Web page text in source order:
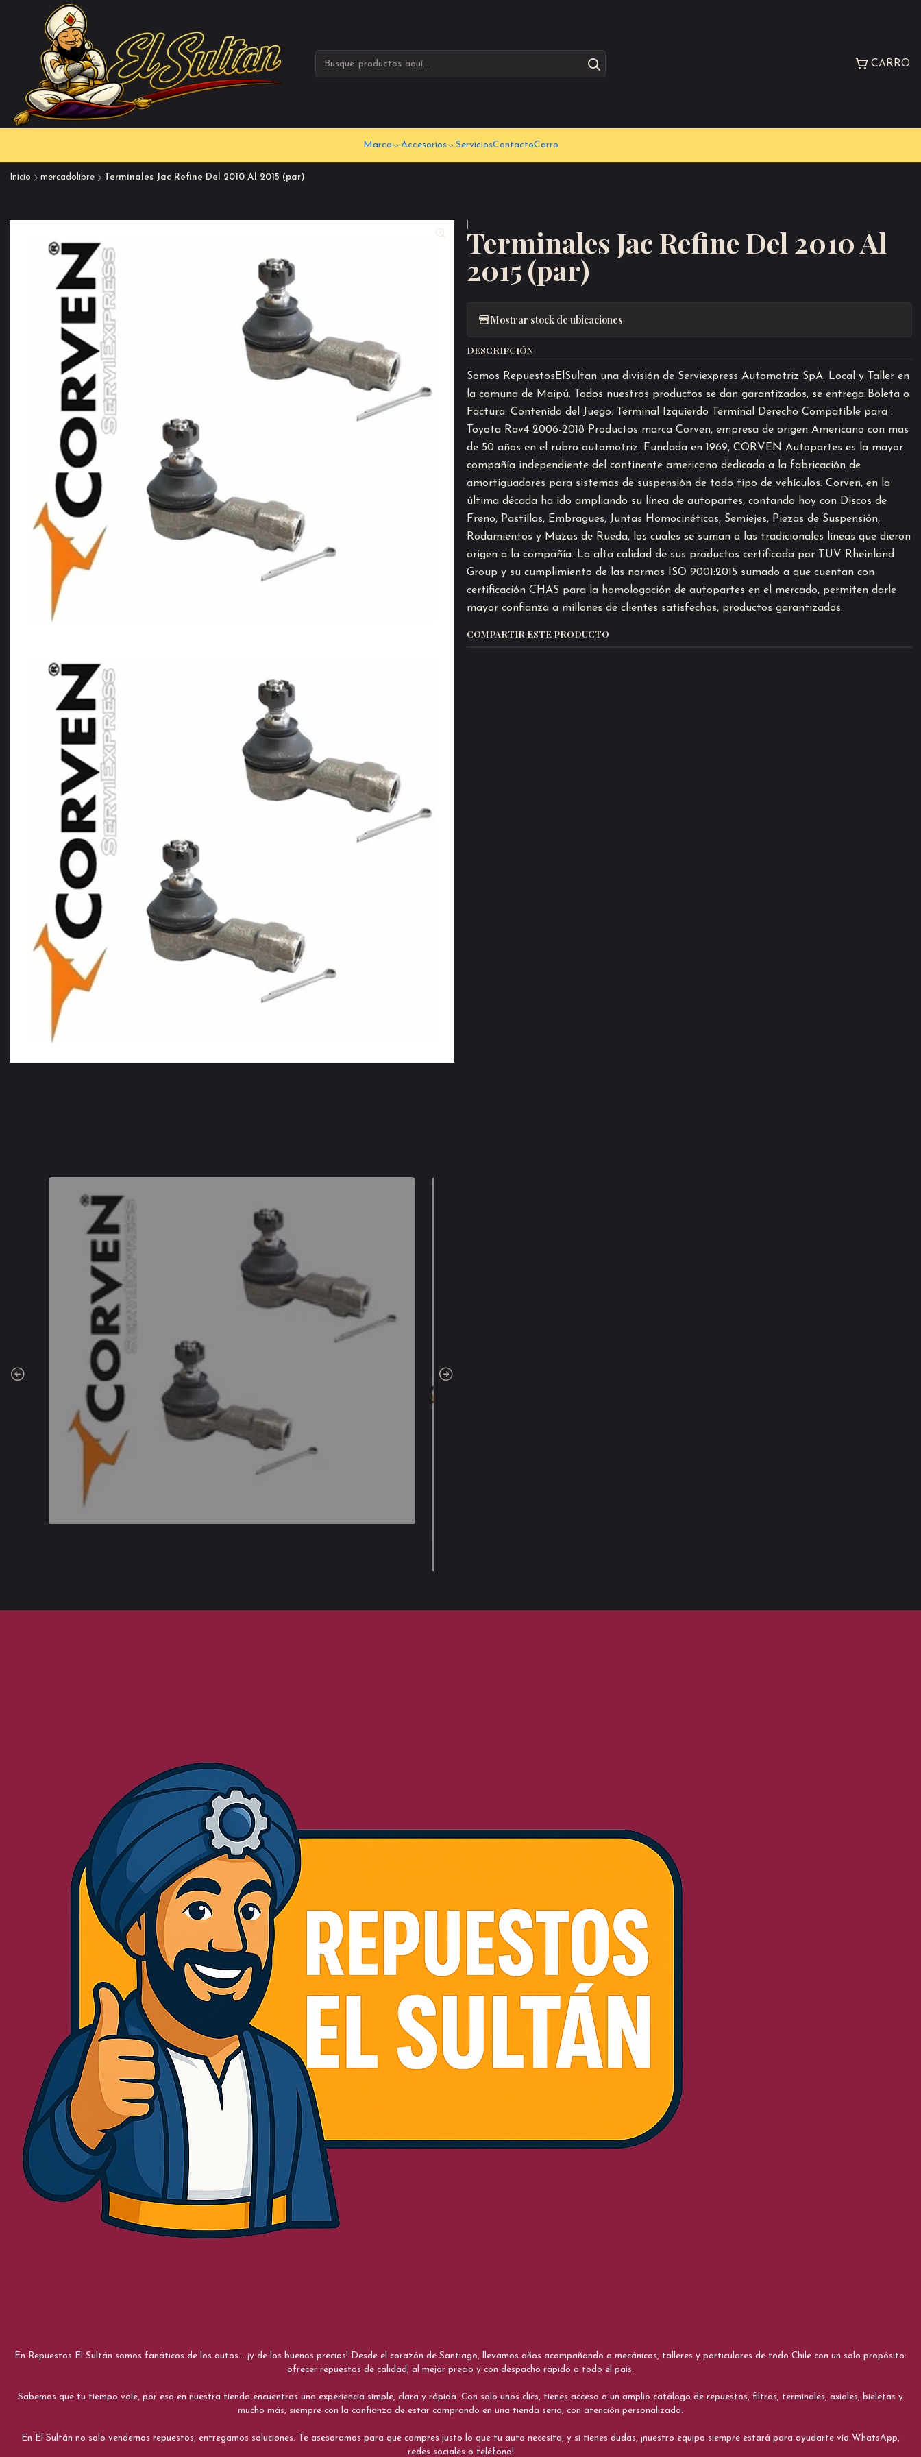
CARRO
Marca Accesorios ServiciosContactoCarro
Inicio mercadolibre Terminales Jac Refine Del 2010 Al 2015 (par)
Terminales Jac Refine Del 2010 Al
2015 (par)
Mostrar stock de ubicaciones
DESCRIPCIÓN
Somos RepuestosElSultan una división de Serviexpress Automotriz SpA. Local y Taller en
la comuna de Maipú. Todos nuestros productos se dan garantizados, se entrega Boleta o
Factura. Contenido del Juego: Terminal Izquierdo Terminal Derecho Compatible para :
Toyota Rav4 2006-2018 Productos marca Corven, empresa de origen Americano con mas
de 50 años en el rubro automotriz. Fundada en 1969, CORVEN Autopartes es la mayor
compañía independiente del continente americano dedicada a la fabricación de
amortiguadores para sistemas de suspensión de todo tipo de vehículos. Corven, en la
última década ha ido ampliando su línea de autopartes, contando hoy con Discos de
Freno, Pastillas, Embragues, Juntas Homocinéticas, Semiejes, Piezas de Suspensión,
Rodamientos y Mazas de Rueda, los cuales se suman a las tradicionales líneas que dieron
origen a la compañía. La alta calidad de sus productos certificada por TUV Rheinland
Group y su cumplimiento de las normas ISO 9001:2015 sumado a que cuentan con
certificación CHAS para la homologación de autopartes en el mercado, permiten darle
mayor confianza a millones de clientes satisfechos, productos garantizados.
COMPARTIR ESTE PRODUCTO
En Repuestos El Sultán somos fanáticos de los autos... ¡y de los buenos precios! Desde el corazón de Santiago, llevamos años acompañando a mecánicos, talleres y particulares de todo Chile con un solo propósito:
ofrecer repuestos de calidad, al mejor precio y con despacho rápido a todo el país.
Sabemos que tu tiempo vale, por eso en nuestra tienda encuentras una experiencia simple, clara y rápida. Con solo unos clics, tienes acceso a un amplio catálogo de repuestos, filtros, terminales, axiales, bieletas y
mucho más, siempre con la confianza de estar comprando en una tienda seria, con atención personalizada.
En El Sultán no solo vendemos repuestos, entregamos soluciones. Te asesoramos para que compres justo lo que tu auto necesita, y si tienes dudas, ¡nuestro equipo siempre estará para ayudarte vía WhatsApp,
redes sociales o teléfono!